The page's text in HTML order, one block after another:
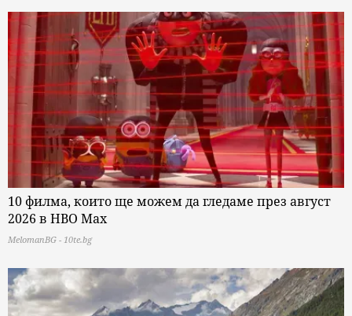
10 филма, които ще можем да гледаме през август
2026 в HBO Max
MelomanBG - 10te.bg